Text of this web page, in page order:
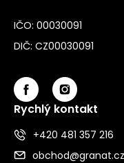
IČO: 00030091
DIČ: CZ00030091
Rychlý kontakt
+420 481 357 216
obchod@granat.cz